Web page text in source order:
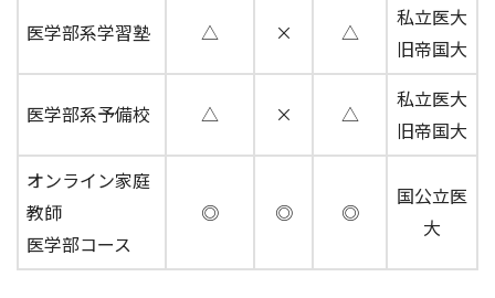
医学部系学習塾 △ × △
私立医大
旧帝国大
医学部系予備校 △ × △
私立医大
旧帝国大
オンライン家庭
教師
医学部コース
◎ ◎ ◎
国公立医
大